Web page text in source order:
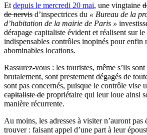
Et depuis le mercredi 20 mai, une vingtaine
de nervis d’inspectrices du « Bureau de la
d’habitation de la mairie de Paris »
dérapage capitaliste évident et réalisent sur le
indispensables contrôles inopinés pour enfin
abominables locations.
Rassurez-vous : les touristes, même s’ils
brutalement, sont prestement dégagés de
sont pas concernés, puisque le contrôle vise
capitaliste de propriétaire qui leur loue ainsi
manière récurrente.
Au moins, les adresses à visiter n’auront pas
trouver : faisant appel d’une part à leur